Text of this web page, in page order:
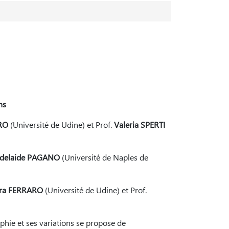
(Université de Udine) et Prof.Valeria SPERTI
PAGANO (Université de Naples de
FERRARO (Université de Udine) et Prof.
et ses variations se propose de